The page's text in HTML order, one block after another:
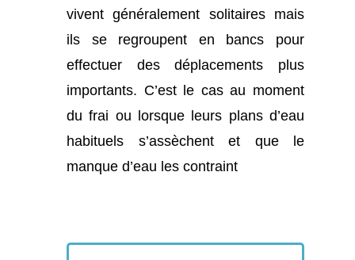
vivent généralement solitaires mais
ils se regroupent en bancs pour
effectuer des déplacements plus
importants. C’est le cas au moment
du frai ou lorsque leurs plans d’eau
habituels s’assèchent et que le
manque d’eau les contraint